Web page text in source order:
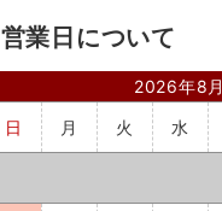
営業日について
2026年8月
日
月 火 水